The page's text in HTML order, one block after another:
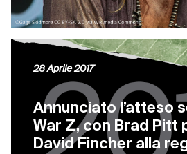
Annunciato l’atteso
War Z, con Brad
David Fincher alla
28 Aprile 2017